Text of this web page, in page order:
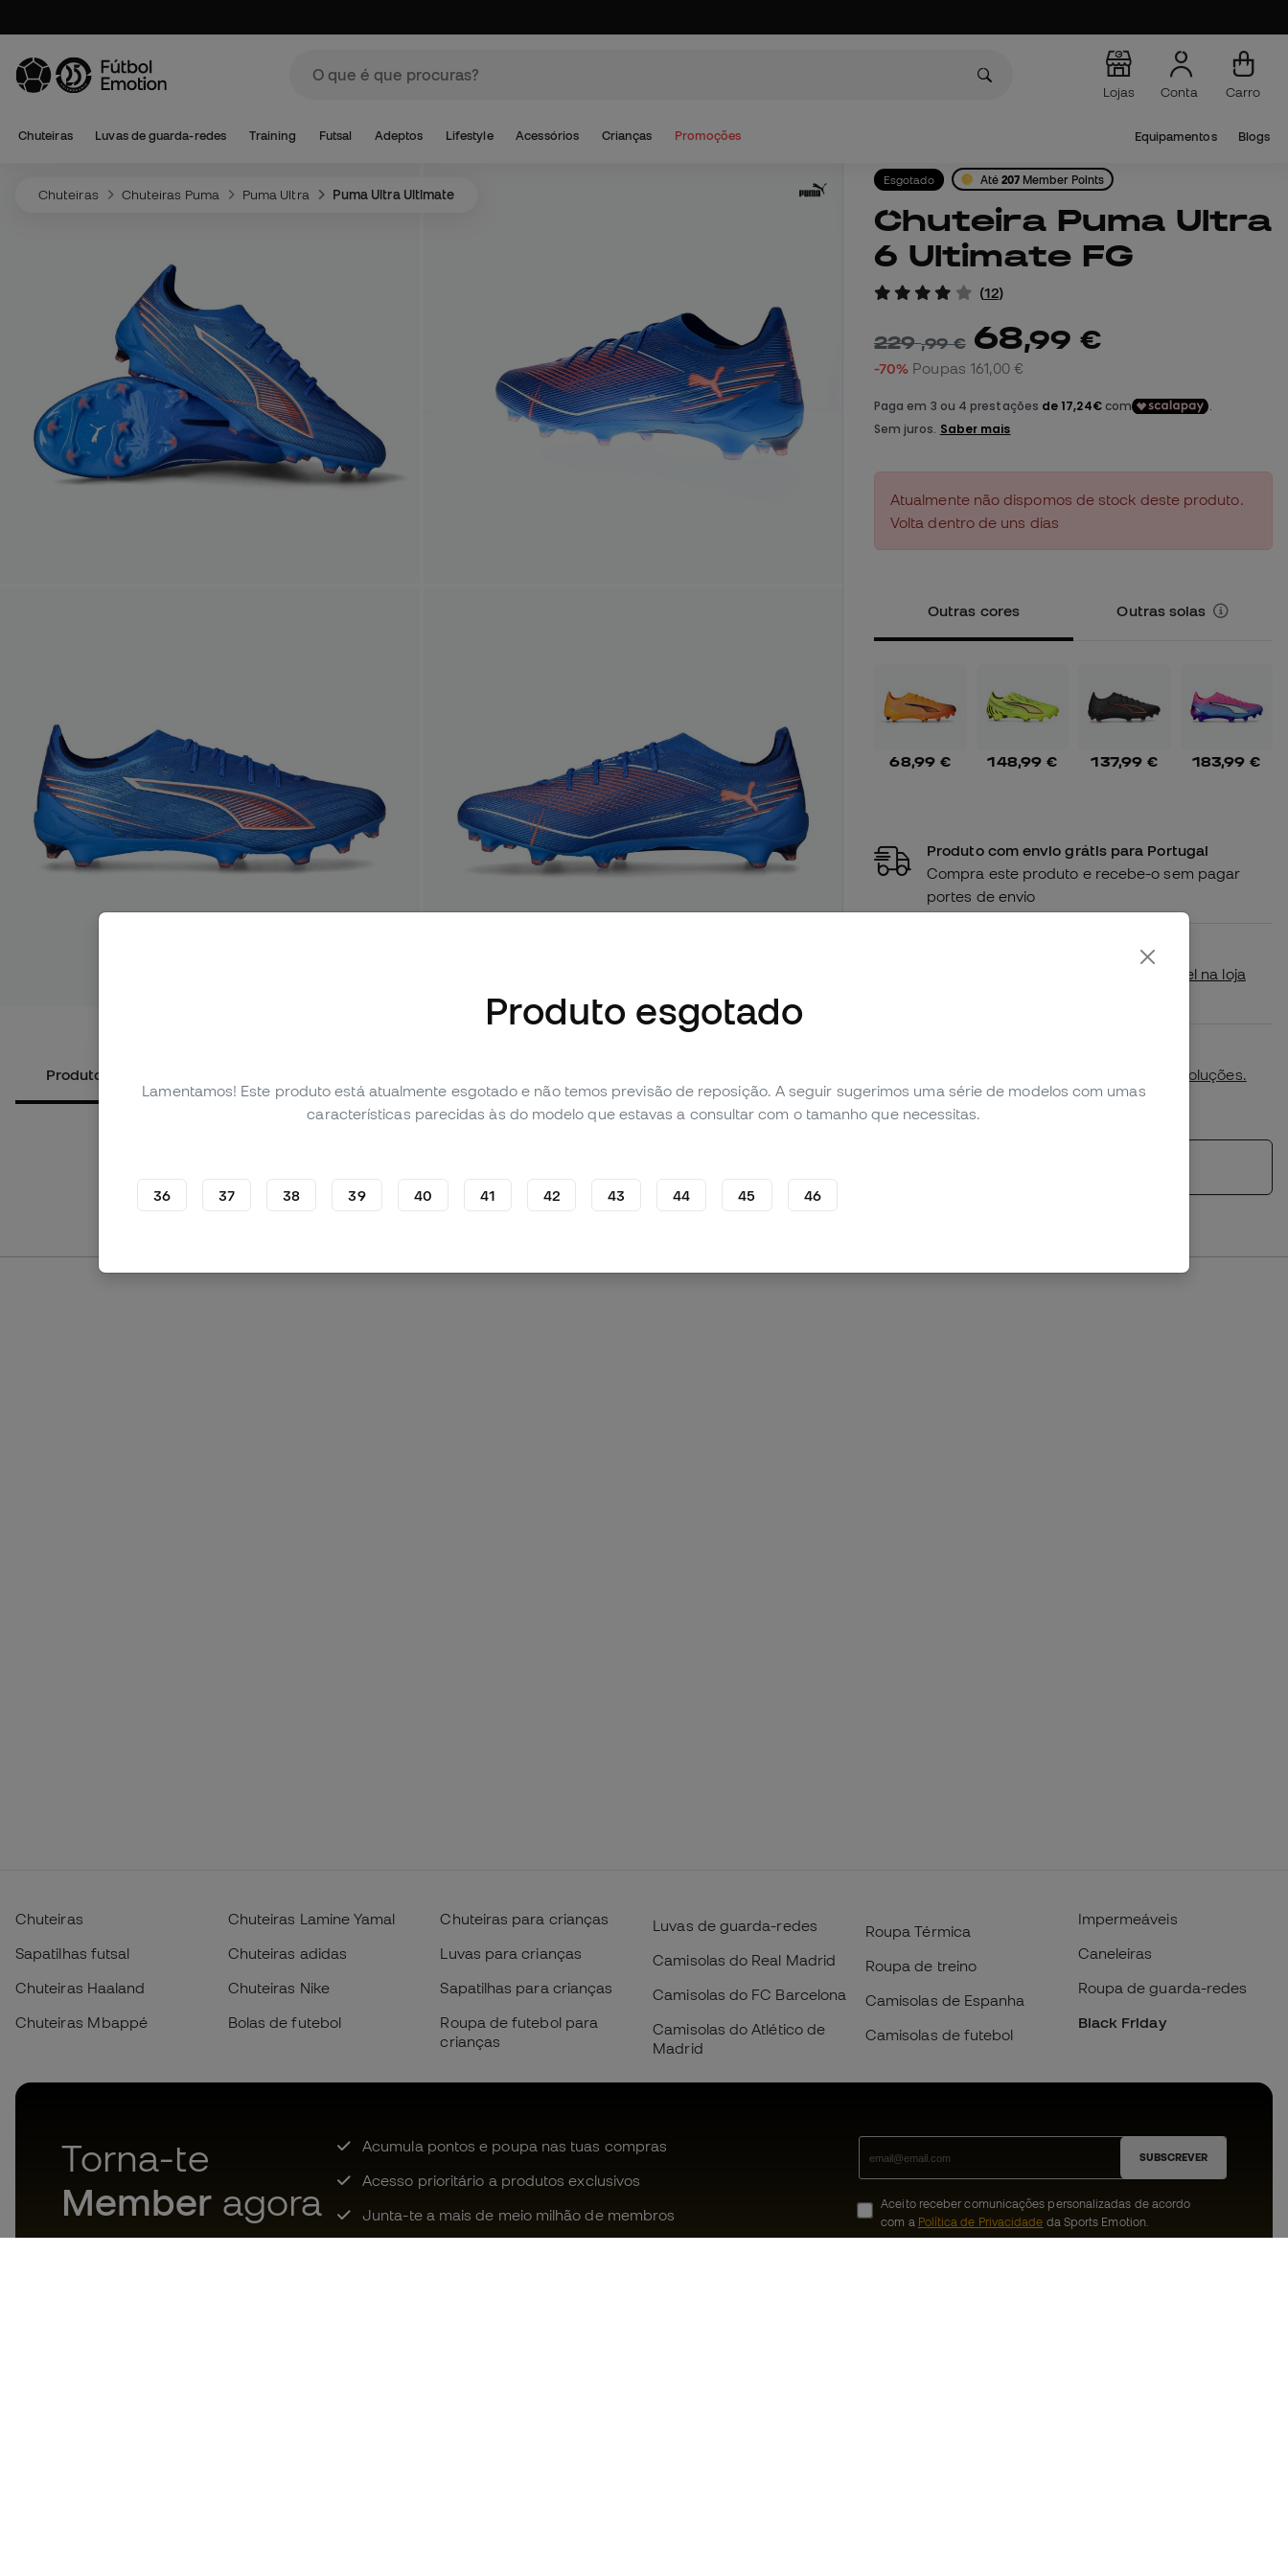
Lojas Conta Carro
Chuteiras Luvas de guarda-redes Training Futsal Adeptos Lifestyle Acessórios Crianças Promoções Equipamentos Blogs
Chuteiras Chuteiras Puma Puma Ultra Puma Ultra Ultimate
Ver mais imagens (3)
Produtos alternativos
Esgotado Até 207 Member Points
Chuteira Puma Ultra
6 Ultimate FG
(12)
229,99 € 68,99 €
-70% Poupas 161,00 €
Atualmente não dispomos de stock deste produto.
Volta dentro de uns dias
Outras cores Outras solas
68,99 € 148,99 € 137,99 € 183,99 €
Produto com envio grátis para Portugal
Compra este produto e recebe-o sem pagar
portes de envio
Verifica se este produto está disponível na loja
política de devoluções.
*Não aplicável a productos personalizados.
Chuteiras
Sapatilhas futsal
Chuteiras Haaland
Chuteiras Mbappé
Chuteiras Lamine Yamal
Chuteiras adidas
Chuteiras Nike
Bolas de futebol
Chuteiras para crianças
Luvas para crianças
Sapatilhas para crianças
Roupa de futebol para
crianças
Luvas de guarda-redes
Camisolas do Real Madrid
Camisolas do FC Barcelona
Camisolas do Atlético de
Madrid
Roupa Térmica
Roupa de treino
Camisolas de Espanha
Camisolas de futebol
Impermeáveis
Caneleiras
Roupa de guarda-redes
Black Friday
Torna-te
Member agora
Acumula pontos e poupa nas tuas compras
Acesso prioritário a produtos exclusivos
Junta-te a mais de meio milhão de membros
SUBSCREVER
Aceito receber comunicações personalizadas de acordo
com a Política de Privacidade da Sports Emotion.
Produto esgotado
Lamentamos! Este produto está atualmente esgotado e não temos previsão de reposição. A seguir sugerimos uma série de modelos com umas
características parecidas às do modelo que estavas a consultar com o tamanho que necessitas.
36 37 38 39 40 41 42 43 44 45 46